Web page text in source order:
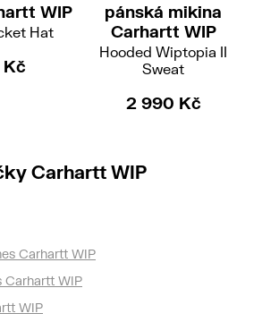
WIP
Hat
Kč
pánská mikina
Carhartt WIP
Hooded Wiptopia II
Sweat
2 990 Kč
Carhartt WIP
Carhartt WIP
WIP
WIP